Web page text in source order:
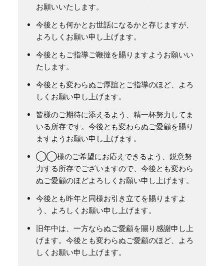
お願いいたします。
今後とも何かとお世話になるかと存じますが、
よろしくお願い申し上げます。
今後ともご指導ご鞭撻を賜りますようお願いい
たします。
今後とも変わらぬご厚誼とご指導のほど、よろ
しくお願い申し上げます。
皆様のご期待に添えるよう、精一杯努力してま
いる所存です。今後とも変わらぬご愛顧を賜り
ますようお願い申し上げます。
◯◯様のご希望にお応えできるよう、鋭意努
力する所存でございますので、今後とも変わら
ぬご愛顧のほどよろしくお願い申し上げます。
今後とも昨年と同様お引き立てを賜りますよ
う、よろしくお願い申し上げます。
旧年中は、一方ならぬご愛顧を賜り感謝申し上
げます。今後とも変わらぬご愛顧のほど、よろ
しくお願い申し上げます。